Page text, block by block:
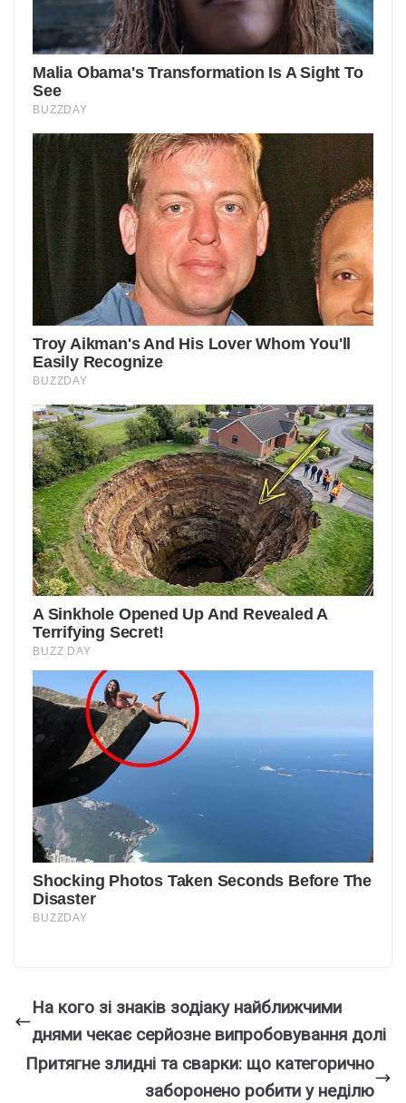
На кого зі знаків зодіаку найближчими
днями чекає серйозне випробовування долі
Притягне злидні та сварки: що категорично
заборонено робити у неділю